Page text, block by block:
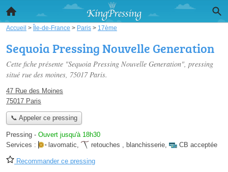
Accueil > Île-de-France > Paris > 17ème
Sequoia Pressing Nouvelle Generation
Cette fiche présente "Sequoia Pressing Nouvelle Generation", pressing
situé rue des moines, 75017 Paris.
47 Rue des Moines
75017 Paris
📞 Appeler ce pressing
Pressing - Ouvert jusqu'à 18h30
Services :
lavomatic, retouches , blanchisserie, CB acceptée
Recommander ce pressing